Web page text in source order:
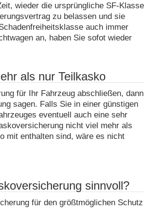
wieder die ursprüngliche SF-Klasse
zu belassen und sie
auch immer
an, haben Sie sofot wieder
als nur Teilkasko
für Ihr Fahrzeug abschließen, dann
sagen. Falls Sie in einer günstigen
eventuell auch eine sehr
nicht viel mehr als
mit enthalten sind, wäre es nicht
sinnvoll?
für den größtmöglichen Schutz